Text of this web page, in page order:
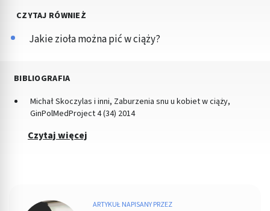
CZYTAJ RÓWNIEŻ
Jakie zioła można pić w ciąży?
BIBLIOGRAFIA
Michał Skoczylas i inni, Zaburzenia snu u kobiet w ciąży,
GinPolMedProject 4 (34) 2014
Czytaj więcej
ARTYKUŁ NAPISANY PRZEZ